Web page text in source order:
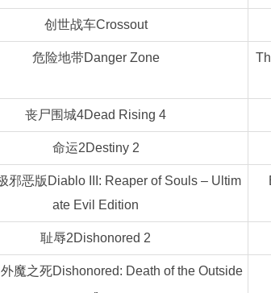
创世战车Crossout
危险地带Danger Zone
丧尸围城4Dead Rising 4
命运2Destiny 2
邪恶版Diablo III: Reaper of Souls – Ultim
ate Evil Edition
耻辱2Dishonored 2
魔之死Dishonored: Death of the Outside